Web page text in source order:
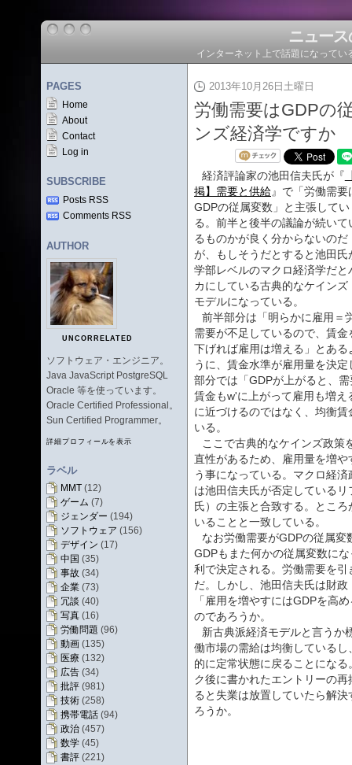
ニュー
インターネット上で話題になって
PAGES
Home
About
Contact
Log in
SUBSCRIBE
Posts RSS
Comments RSS
AUTHOR
UNCORRELATED
ソフトウェア・エンジニア。
Java JavaScript PostgreSQL
Oracle 等を使っています。
Oracle Certified Professional。
Sun Certified Programmer。
詳細プロフィールを表示
ラベル
MMT (12)
ゲーム (7)
ジェンダー (194)
ソフトウェア (156)
デザイン (17)
中国 (35)
事故 (34)
企業 (73)
冗談 (40)
写真 (16)
労働問題 (96)
動画 (135)
医療 (132)
広告 (34)
批評 (981)
技術 (258)
携帯電話 (94)
政治 (457)
数学 (45)
書評 (221)
2013年10月26日土曜日
労働需要はGDPの
ンズ経済学ですか
経済評論家の池田信夫氏が『
掲】需要と供給』で「労働需要
GDPの従属変数」と主張してい
る。前半と後半の議論が続いて
るものかが良く分からないのだ
が、もしそうだとすると池田氏
学部レベルのマクロ経済学だと
カにしている古典的なケインズ
モデルになっている。
前半部分は「明らかに雇用＝
需要が不足しているので、賃金
下げれば雇用は増える」とある
うに、賃金水準が雇用量を決
部分では「GDPが上がると、
賃金もw'に上がって雇用も増
に近づけるのではなく、均衡
いる。
ここで古典的なケインズ政策
直性があるため、雇用量を増
う事になっている。マクロ経
は池田信夫氏が否定している
氏）の主張と合致する。とこ
いることと一致している。
なお労働需要がGDPの従属
GDPもまた何かの従属変数に
利で決定される。労働需要を
だ。しかし、池田信夫氏は財
「雇用を増やすにはGDPを高
のであろうか。
新古典派経済モデルと言うか
働市場の需給は均衡している
的に定常状態に戻ることにな
ク後に書かれたエントリーの
ると失業は放置していたら解
ろうか。